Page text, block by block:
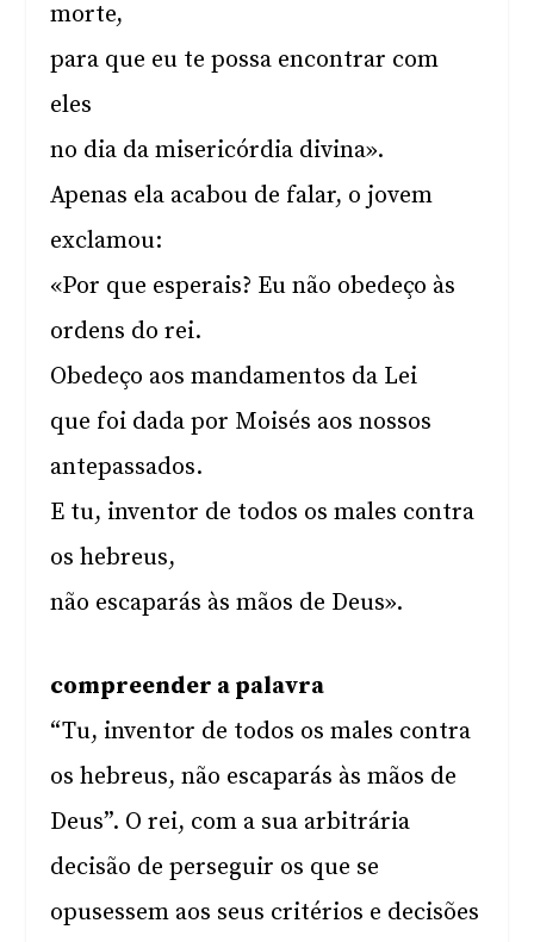
morte,
para que eu te possa encontrar com
eles
no dia da misericórdia divina».
Apenas ela acabou de falar, o jovem
exclamou:
«Por que esperais? Eu não obedeço às
ordens do rei.
Obedeço aos mandamentos da Lei
que foi dada por Moisés aos nossos
antepassados.
E tu, inventor de todos os males contra
os hebreus,
não escaparás às mãos de Deus».
compreender a palavra
“Tu, inventor de todos os males contra
os hebreus, não escaparás às mãos de
Deus”. O rei, com a sua arbitrária
decisão de perseguir os que se
opusessem aos seus critérios e decisões